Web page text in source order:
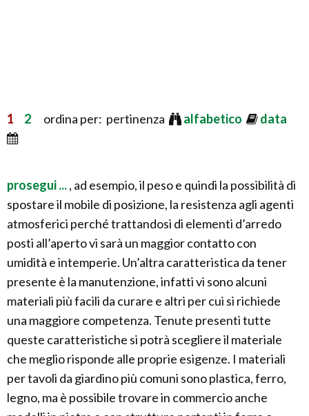
1 2 ordina per: pertinenza alfabetico data
prosegui ..., ad esempio, il peso e quindi la possibilità di
spostare il mobile di posizione, la resistenza agli agenti
atmosferici perché trattandosi di elementi d’arredo
posti all’aperto vi sarà un maggior contatto con
umidità e intemperie. Un’altra caratteristica da tener
presente è la manutenzione, infatti vi sono alcuni
materiali più facili da curare e altri per cui si richiede
una maggiore competenza. Tenute presenti tutte
queste caratteristiche si potrà scegliere il materiale
che meglio risponde alle proprie esigenze. I materiali
per tavoli da giardino più comuni sono plastica, ferro,
legno, ma è possibile trovare in commercio anche